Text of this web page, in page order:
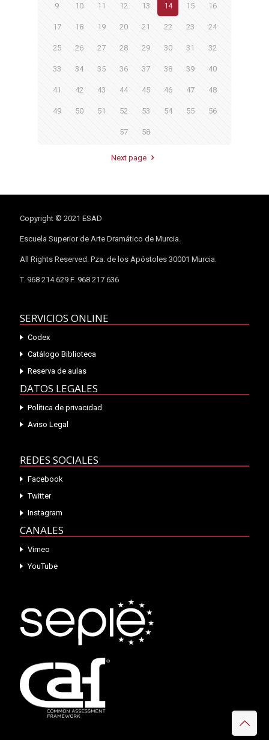
9 10 11 12 13 14 15 16
17 18 19 20 21 22 23 24
25 26 27 28 29 30 31 32
33 34 35 36 37 38 39 40
41 42 43 44 45 46 47 48
49 50 51 52 53 54 55 56
57 58
Next page
Copyright © 2021 ESAD
Escuela Superior de Arte Dramático de Murcia.
All Rights Reserved. Pza. de los Apóstoles 30001 Murcia.
T. 968 214 629 F. 968 217 636
SERVICIOS ONLINE
Codex
Catálogo Biblioteca
Reserva de aulas
DATOS LEGALES
Política de privacidad
Aviso Legal
REDES SOCIALES
Facebook
Twitter
Instagram
CANALES
Vimeo
YouTube